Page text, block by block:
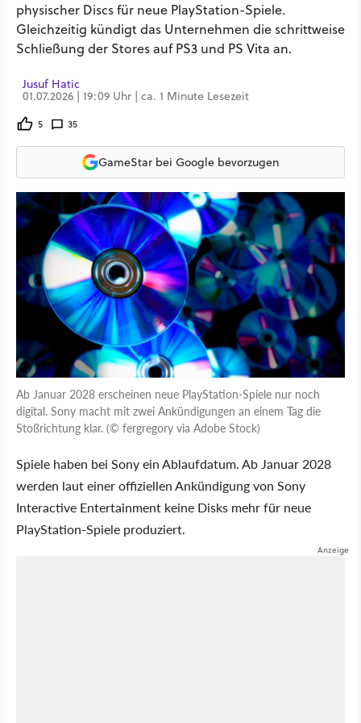
physischer Discs für neue PlayStation-Spiele.
Gleichzeitig kündigt das Unternehmen die schrittweise
Schließung der Stores auf PS3 und PS Vita an.
Jusuf Hatic
01.07.2026 | 19:09 Uhr | ca. 1 Minute Lesezeit
5 35
GameStar bei Google bevorzugen
Ab Januar 2028 erscheinen neue PlayStation-Spiele nur noch
digital. Sony macht mit zwei Ankündigungen an einem Tag die
Stoßrichtung klar. (© fergregory via Adobe Stock)
Spiele haben bei Sony ein Ablaufdatum. Ab Januar 2028
werden laut einer offiziellen Ankündigung von Sony
Interactive Entertainment keine Disks mehr für neue
PlayStation-Spiele produziert.